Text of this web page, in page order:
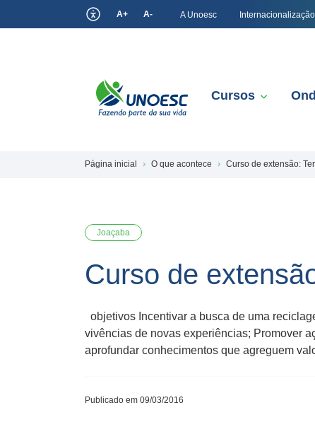
A+ A- A Unoesc Internacionalização
Cursos
Página inicial O que acontece Curso de extensão:
Joaçaba
Curso de
objetivos Incentivar a busca de uma
vivências de novas experiências; Promover
aprofundar conhecimentos que agreguem
Publicado em 09/03/2016